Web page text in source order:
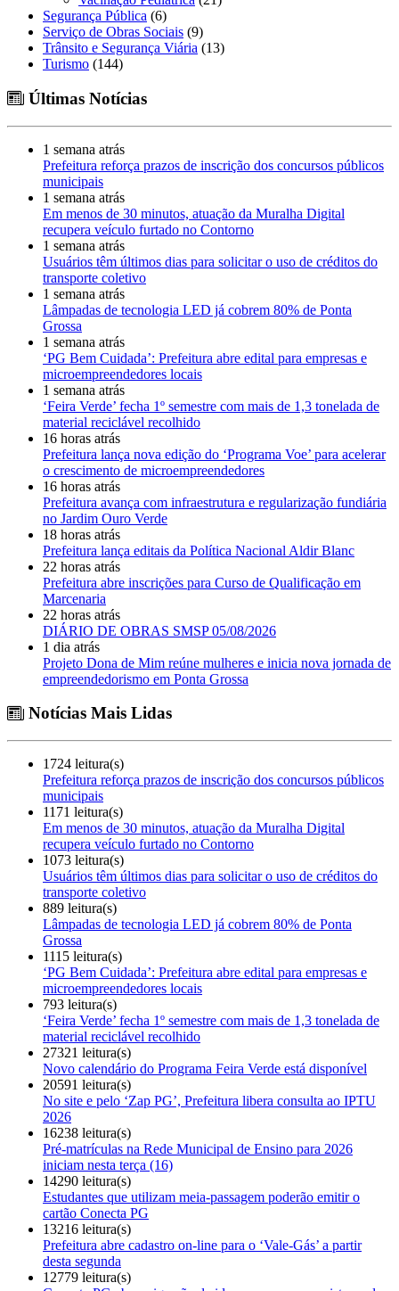
Segurança Pública (6)
Serviço de Obras Sociais (9)
Trânsito e Segurança Viária (13)
Turismo (144)
Últimas Notícias
1 semana atrás
Prefeitura reforça prazos de inscrição dos concursos públicos
municipais
1 semana atrás
Em menos de 30 minutos, atuação da Muralha Digital
recupera veículo furtado no Contorno
1 semana atrás
Usuários têm últimos dias para solicitar o uso de créditos do
transporte coletivo
1 semana atrás
Lâmpadas de tecnologia LED já cobrem 80% de Ponta
Grossa
1 semana atrás
‘PG Bem Cuidada’: Prefeitura abre edital para empresas e
microempreendedores locais
1 semana atrás
‘Feira Verde’ fecha 1º semestre com mais de 1,3 tonelada de
material reciclável recolhido
16 horas atrás
Prefeitura lança nova edição do ‘Programa Voe’ para acelerar
o crescimento de microempreendedores
16 horas atrás
Prefeitura avança com infraestrutura e regularização fundiária
no Jardim Ouro Verde
18 horas atrás
Prefeitura lança editais da Política Nacional Aldir Blanc
22 horas atrás
Prefeitura abre inscrições para Curso de Qualificação em
Marcenaria
22 horas atrás
DIÁRIO DE OBRAS SMSP 05/08/2026
1 dia atrás
Projeto Dona de Mim reúne mulheres e inicia nova jornada de
empreendedorismo em Ponta Grossa
Notícias Mais Lidas
1724 leitura(s)
Prefeitura reforça prazos de inscrição dos concursos públicos
municipais
1171 leitura(s)
Em menos de 30 minutos, atuação da Muralha Digital
recupera veículo furtado no Contorno
1073 leitura(s)
Usuários têm últimos dias para solicitar o uso de créditos do
transporte coletivo
889 leitura(s)
Lâmpadas de tecnologia LED já cobrem 80% de Ponta
Grossa
1115 leitura(s)
‘PG Bem Cuidada’: Prefeitura abre edital para empresas e
microempreendedores locais
793 leitura(s)
‘Feira Verde’ fecha 1º semestre com mais de 1,3 tonelada de
material reciclável recolhido
27321 leitura(s)
Novo calendário do Programa Feira Verde está disponível
20591 leitura(s)
No site e pelo ‘Zap PG’, Prefeitura libera consulta ao IPTU
2026
16238 leitura(s)
Pré-matrículas na Rede Municipal de Ensino para 2026
iniciam nesta terça (16)
14290 leitura(s)
Estudantes que utilizam meia-passagem poderão emitir o
cartão Conecta PG
13216 leitura(s)
Prefeitura abre cadastro on-line para o ‘Vale-Gás’ a partir
desta segunda
12779 leitura(s)